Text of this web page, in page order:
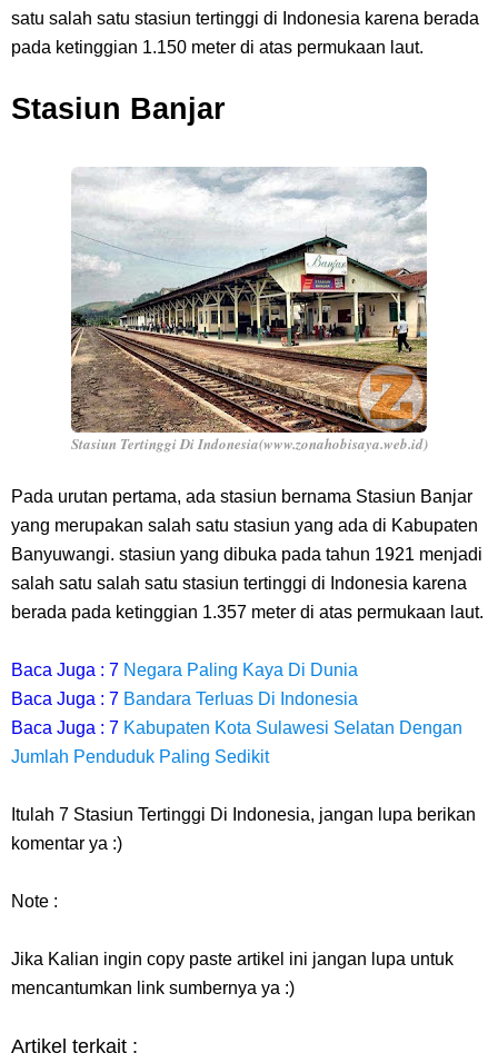
satu salah satu stasiun tertinggi di Indonesia karena berada
pada ketinggian 1.150 meter di atas permukaan laut.
Stasiun Banjar
Stasiun Tertinggi Di Indonesia(www.zonahobisaya.web.id)
Pada urutan pertama, ada stasiun bernama Stasiun Banjar
yang merupakan salah satu stasiun yang ada di Kabupaten
Banyuwangi. stasiun yang dibuka pada tahun 1921 menjadi
salah satu salah satu stasiun tertinggi di Indonesia karena
berada pada ketinggian 1.357 meter di atas permukaan laut.
Baca Juga : 7 Negara Paling Kaya Di Dunia
Baca Juga : 7 Bandara Terluas Di Indonesia
Baca Juga : 7 Kabupaten Kota Sulawesi Selatan Dengan
Jumlah Penduduk Paling Sedikit
Itulah 7 Stasiun Tertinggi Di Indonesia, jangan lupa berikan
komentar ya :)
Note :
Jika Kalian ingin copy paste artikel ini jangan lupa untuk
mencantumkan link sumbernya ya :)
Artikel terkait :